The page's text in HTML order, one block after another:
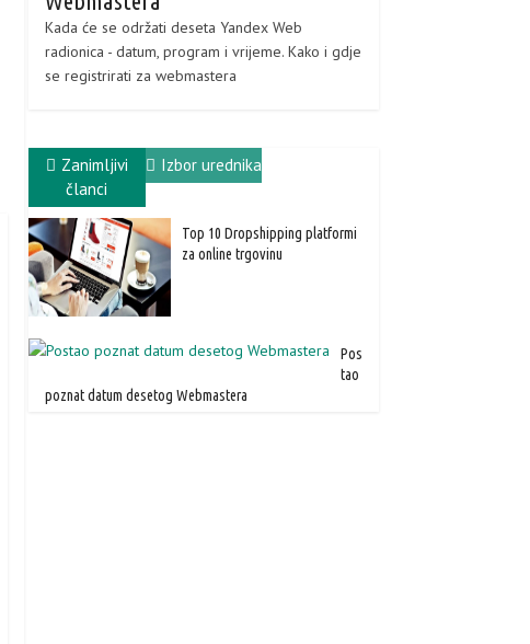
Kada će se održati deseta Yandex Web
radionica - datum, program i vrijeme. Kako i gdje
se registrirati za webmastera
Zanimljivi
članci
Izbor urednika
Top 10 Dropshipping platformi
za online trgovinu
Pos
tao
poznat datum desetog Webmastera